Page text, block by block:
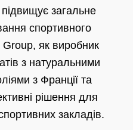
загальне
спортивного
як виробник
з натуральними
з Франції та
рішення для
закладів.